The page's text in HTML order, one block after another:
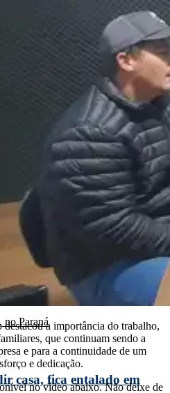
na Nativa: Tudo
casa, fica entalado em
a importância do trabalho,
que continuam sendo a
e para a continuidade de um
e dedicação.
no vídeo abaixo. Não deixe de